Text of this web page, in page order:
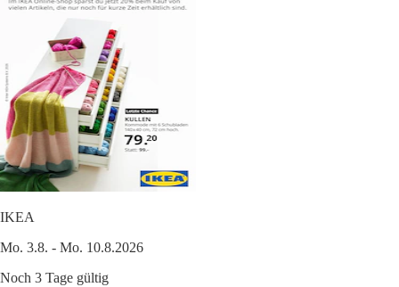
IKEA
Mo. 3.8. - Mo. 10.8.2026
Noch 3 Tage gültig